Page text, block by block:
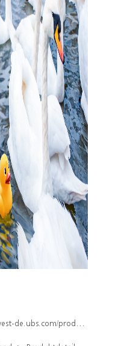
produkt/detail/index/isin/DE000WA6N8F9